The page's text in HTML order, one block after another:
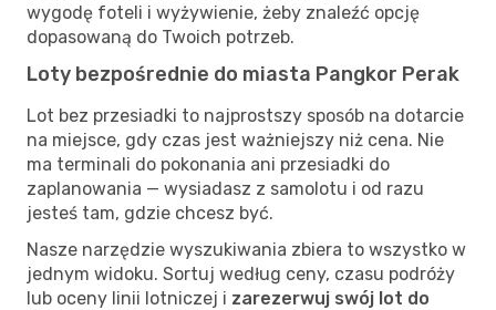
wygodę foteli i wyżywienie, żeby znaleźć opcję
dopasowaną do Twoich potrzeb.
Loty bezpośrednie do miasta Pangkor Perak
Lot bez przesiadki to najprostszy sposób na dotarcie
na miejsce, gdy czas jest ważniejszy niż cena. Nie
ma terminali do pokonania ani przesiadki do
zaplanowania — wysiadasz z samolotu i od razu
jesteś tam, gdzie chcesz być.
Nasze narzędzie wyszukiwania zbiera to wszystko w
jednym widoku. Sortuj według ceny, czasu podróży
lub oceny linii lotniczej i zarezerwuj swój lot do